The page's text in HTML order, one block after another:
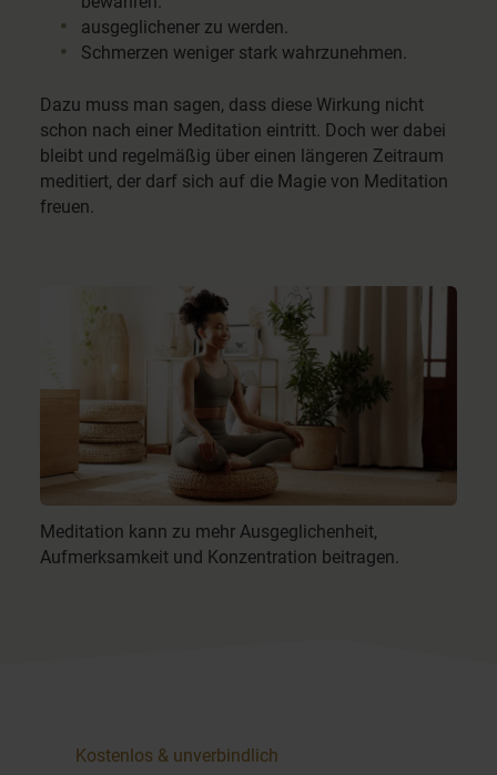
ausgeglichener zu werden.
Schmerzen weniger stark wahrzunehmen.
Dazu muss man sagen, dass diese Wirkung nicht
schon nach einer Meditation eintritt. Doch wer dabei
bleibt und regelmäßig über einen längeren Zeitraum
meditiert, der darf sich auf die Magie von Meditation
freuen.
Meditation kann zu mehr Ausgeglichenheit,
Aufmerksamkeit und Konzentration beitragen.
Kostenlos & unverbindlich